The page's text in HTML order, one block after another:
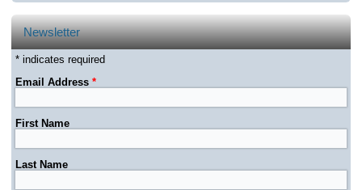
Newsletter
* indicates required
Email Address*
First Name
Last Name